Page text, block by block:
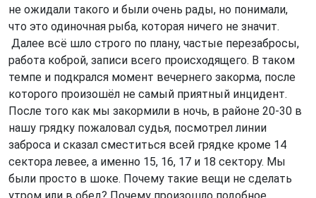
не ожидали такого и были очень рады, но понимали,
что это одиночная рыба, которая ничего не значит.
Далее всё шло строго по плану, частые перезабросы,
работа коброй, записи всего происходящего. В таком
темпе и подкрался момент вечернего закорма, после
которого произошёл не самый приятный инцидент.
После того как мы закормили в ночь, в районе 20-30 в
нашу грядку пожаловал судья, посмотрел линии
заброса и сказал сместиться всей грядке кроме 14
сектора левее, а именно 15, 16, 17 и 18 сектору. Мы
были просто в шоке. Почему такие вещи не сделать